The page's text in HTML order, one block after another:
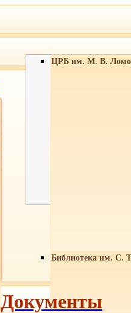
ЦРБ им. М. В.
Библиотека им. С.
Документы